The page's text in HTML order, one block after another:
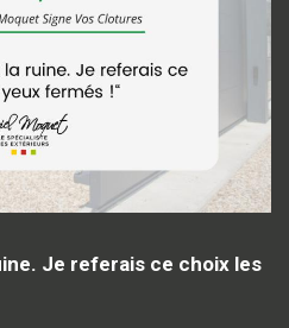
Je referais ce choix les